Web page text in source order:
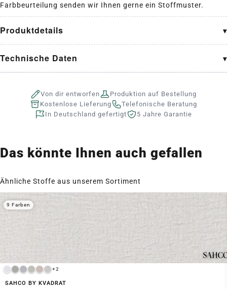
Farbbeurteilung senden wir Ihnen gerne ein Stoffmuster.
Produktdetails
Technische Daten
Von dir entworfen
Produktion auf Bestellung
Kostenlose Lieferung
Telefonische Beratung
In Deutschland gefertigt
5 Jahre Garantie
Das könnte Ihnen auch gefallen
Ähnliche Stoffe aus unserem Sortiment
+2
SAHCO BY KVADRAT
9 Farben